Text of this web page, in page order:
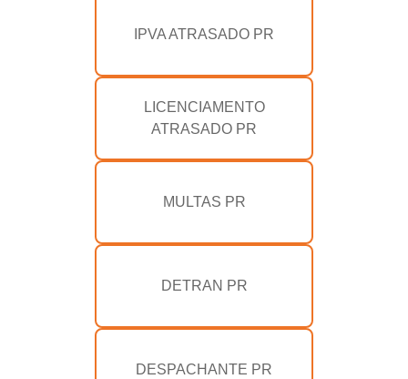
IPVA ATRASADO PR
LICENCIAMENTO
ATRASADO PR
MULTAS PR
DETRAN PR
DESPACHANTE PR